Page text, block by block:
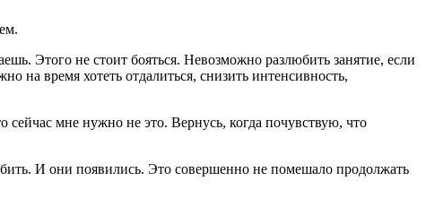
Этого не стоит бояться. Невозможно разлюбить занятие, если
на время хотеть отдалиться, снизить интенсивность,
мне нужно не это. Вернусь, когда почувствую, что
И они появились. Это совершенно не помешало продолжать